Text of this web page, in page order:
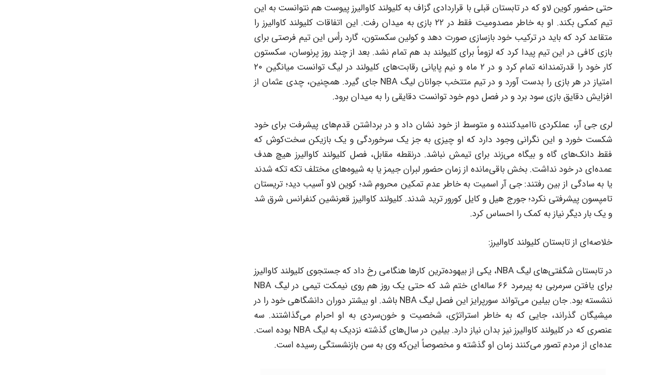
حتی حضور کوین لاو که در تابستان قبلی با قراردادی گزاف به کلیولند کاوالیرز پیوست هم نتوانست به این
تیم کمکی بکند. او به خاطر مصدومیت فقط در ۲۲ بازی به میدان رفت. این اتفاقات کلیولند کاوالیرز را
متقاعد کرد که باید در ترکیب خود بازسازی صورت دهد و کولین سکستون، گارد رأس این تیم فرصتی برای
بازی کافی در این تیم پیدا کرد که لزوماً برای کلیولند بد هم تمام نشد. بعد از چند روز پرنوسان، سکستون
کار خود را قدرتمندانه تمام کرد و در ۲ ماه و نیم پایانی رقابت‌های کلیولند در لیگ توانست میانگین ۲۰
امتیاز در هر بازی را بدست آورد و در تیم متتخب جوانان لیگ NBA جای گیرد. همچنین، چدی عثمان از
افزایش دقایق بازی سود برد و در فصل دوم خود توانست دقایقی را به میدان برود.
لری جی آر، عملکردی ناامیدکننده و متوسط از خود نشان داد و در برداشتن قدم‌های پیشرفت برای خود
شکست خورد و این نگرانی وجود دارد که او چیزی به جز یک سرخوردگی و یک بازیکن سخت‌کوش که
فقط دانک‌های گاه و بیگاه می‌زند برای تیمش نباشد. درنقطه مقابل، فصل کلیولند کاوالیرز هیچ هدف
عمده‌ای در خود نداشت. بخش باقی‌مانده از زمان حضور لبران جیمز یا به شیوه‌های مختلف تکه تکه شدند
یا به سادگی از بین رفتند: جی آر اسمیت به خاطر عدم تمکین محروم شد؛ کوین لاو آسیب دید؛ تریستان
تامپسون پیشرفتی نکرد؛ جورج هیل و کایل کورور ترید شدند. کلیولند کاوالیرز قعرنشین کنفرانس شرق شد
و یک بار دیگر نیاز به کمک را احساس کرد.
خلاصه‌ای از تابستان کلیولند کاوالیرز:
در تابستان شگفتی‌های لیگ NBA، یکی از بیهوده‌ترین کارها هنگامی رخ داد که جستجوی کلیولند کاوالیرز
برای یافتن سرمربی به پیرمرد ۶۶ ساله‌ای ختم شد که حتی یک روز هم روی نیمکت تیمی در لیگ NBA
ننشسته بود. جان بیلین می‌تواند سورپرایز این فصل لیگ NBA باشد. او بیشتر دوران دانشگاهی خود را در
میشیگان گذراند، جایی که به خاطر استراتژی، شخصیت و خون‌سردی به او احرام می‌گذاشتند. سه
عنصری که در کلیولند کاوالیرز نیز بدان نیاز دارد. بیلین در سال‌های گذشته نزدیک به لیگ NBA بوده است.
عده‌ای از مردم تصور می‌کنند زمان او گذشته و مخصوصاً این‌که وی به سن بازنشستگی رسیده است.